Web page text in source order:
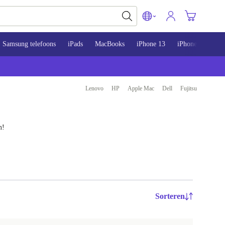
Samsung telefoons iPads MacBooks iPhone 13 iPhone 14
Lenovo HP Apple Mac Dell Fujitsu
Sorteren